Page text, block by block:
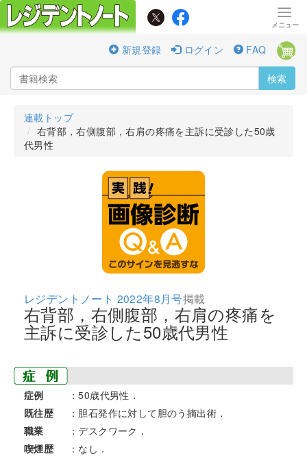
新規登録 ログイン FAQ
検索
連載トップ
右背部，右側腹部，右肩の疼痛を主訴に受診した50歳
代男性
レジデントノート 2022年8月号掲載
右背部，右側腹部，右肩の疼痛を
主訴に受診した50歳代男性
症例
：50歳代男性．
既往歴
：胆石発作に対して胆のう摘出術．
職業
：デスクワーク．
喫煙歴
：なし．